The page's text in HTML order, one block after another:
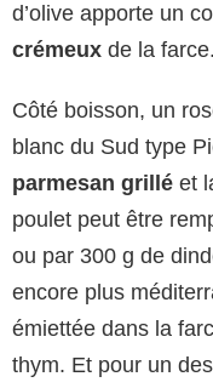
d’olive apporte un
crémeux de la farce.
Côté boisson, un
blanc du Sud type
parmesan grillé et
poulet peut être
ou par 300 g de
encore plus
émiettée dans la
thym. Et pour un